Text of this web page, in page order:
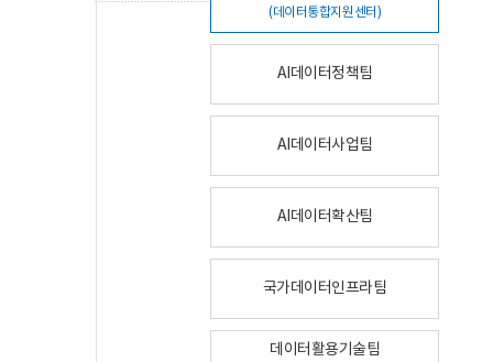
(데이터통합지원센터)
AI데이터정책팀
AI데이터사업팀
AI데이터확산팀
국가데이터인프라팀
데이터활용기술팀